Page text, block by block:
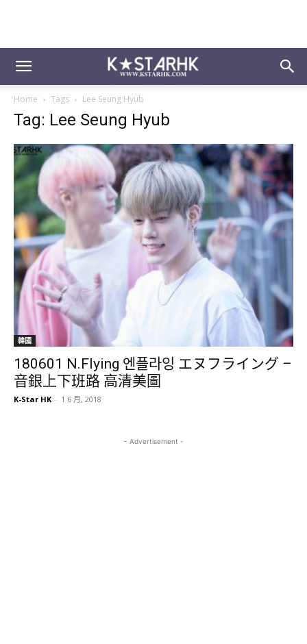
Home Tags Lee Seung Hyub
Tag: Lee Seung Hyub
韓國
180601 N.Flying 엔플라잉 エヌフライング –
音銀上下班路 高清美圖
K-Star HK - 1 6 月, 2018
- Advertisement -